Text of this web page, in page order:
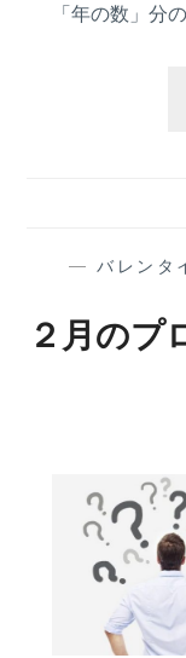
「年の数」分
— バレンタ
２月のプ